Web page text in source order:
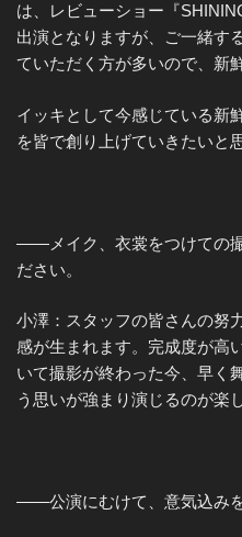
は、レビューショー『
出演となりますが、ご一緒す
ていただく方が多いので、新
イッキとして今感じている新
を皆で創り上げていきたいと
――メイク、衣裳をつけての
ださい。
小澤：スタッフの皆さんの努
感が生まれます。完成度が高
いて撮影が終わった今、早く
う思いが強まり演じるのが楽
――公演にむけて、意気込みを